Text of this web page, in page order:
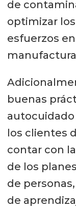
de
optimizar
esfuerzos
buenas
autocuidado
los clientes
contar con
de los
de
de